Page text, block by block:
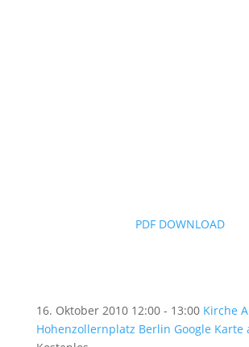
PDF DOWNLOAD
16. Oktober 2010 12:00 - 13:00 Kirche
Hohenzollernplatz Berlin Google Karte